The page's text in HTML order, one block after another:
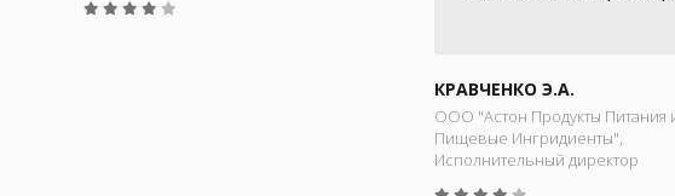
КРАВЧЕНКО Э.А.
ООО "Астон Продукты Питания
Пищевые Ингридиенты",
Исполнительный директор